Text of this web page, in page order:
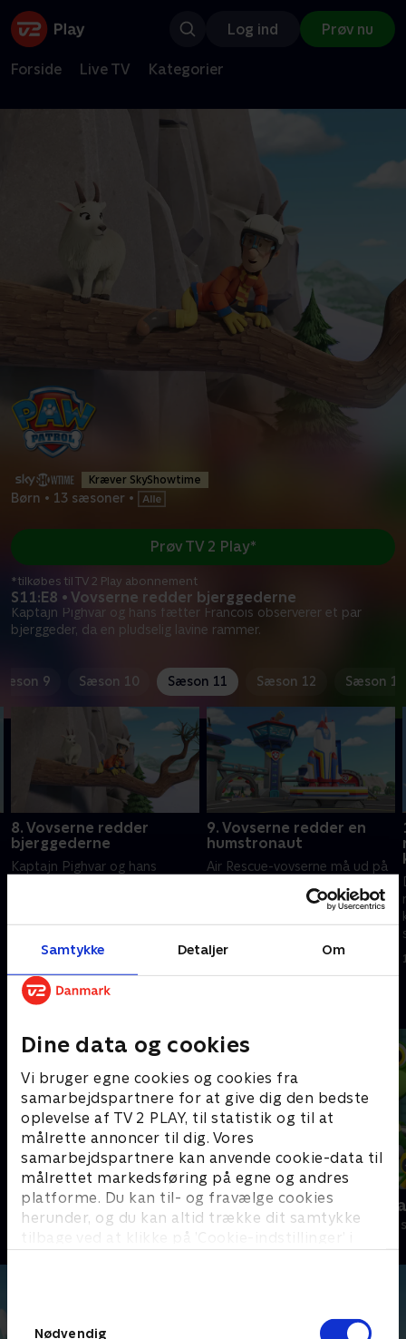
Samtykke Detaljer Om
Dine data og cookies
Vi bruger egne cookies og cookies fra
samarbejdspartnere for at give dig den bedste
oplevelse af TV 2 PLAY, til statistik og til at
målrette annoncer til dig. Vores
samarbejdspartnere kan anvende cookie-data til
målrettet markedsføring på egne og andres
platforme. Du kan til- og fravælge cookies
herunder, og du kan altid trække dit samtykke
tilbage ved at klikke på ’Cookie-indstillinger’ i
Nødvendig
Log ind Prøv nu
Forside Live TV Kategorier
Kræver SkyShowtime
Børn • 13 sæsoner •
S11:E8 • Vovserne redder bjerggederne
Kaptajn Pighvar og hans fætter Francois observerer et par
bjerggeder, da en pludselig lavine rammer.
Prøv TV 2 Play*
*tilkøbes til TV 2 Play abonnement
9 Sæson 10 Sæson 11 Sæson 12 Sæson 13
8. Vovserne redder
bjerggederne
Kaptajn Pighvar og hans
17. maj 2025 • 22 min
9. Vovserne redder en
humstronaut
Air Rescue-vovserne må ud på
borgmester Humdinger, der er
17. maj 2025 • 22 min
Andre så også
Gurli Gris
Børneserier • 4 sæsoner
Geckos
Børneserier • 2